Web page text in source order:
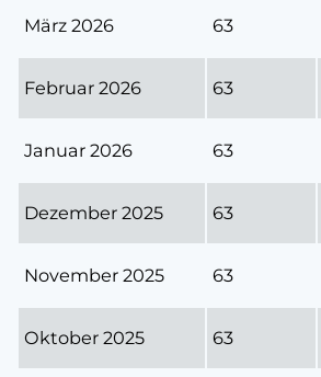
März 2026 63
Februar 2026 63
Januar 2026 63
Dezember 2025 63
November 2025 63
Oktober 2025 63